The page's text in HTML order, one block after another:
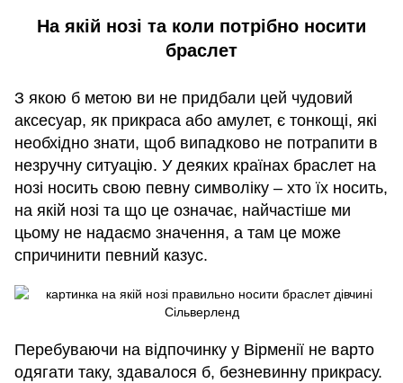
На якій нозі та коли потрібно носити
браслет
З якою б метою ви не придбали цей чудовий
аксесуар, як прикраса або амулет, є тонкощі, які
необхідно знати, щоб випадково не потрапити в
незручну ситуацію. У деяких країнах браслет на
нозі носить свою певну символіку – хто їх носить,
на якій нозі та що це означає, найчастіше ми
цьому не надаємо значення, а там це може
спричинити певний казус.
Перебуваючи на відпочинку у Вірменії не варто
одягати таку, здавалося б, безневинну прикрасу.